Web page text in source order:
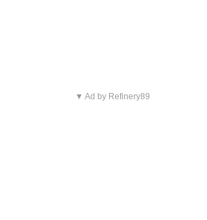
▼ Ad by Refinery89